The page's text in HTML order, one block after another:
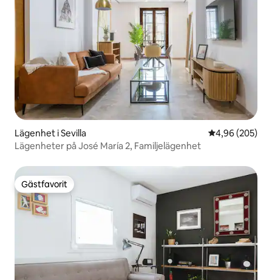
Lägenhet i Sevilla 4,96 av 5 i
4,96 (205)
Lägenheter på José María 2, Familjelägenhet
Gästfavorit
Gästfavorit